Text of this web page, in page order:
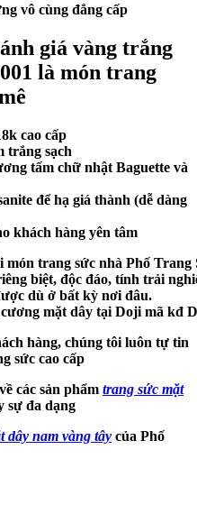
vô cùng đẳng cấp
giá vàng trắng
là món trang
cao cấp
trắng sạch
tấm chữ nhật Baguette và
để hạ giá thành (dễ dàng
khách hàng yên tâm
mặt dây tại Doji mã kđ
hàng, chúng tôi luôn tự tin
sức cao cấp
các sản phẩm trang sức mặt
sự đa dạng
dây nam vàng tây của Phố